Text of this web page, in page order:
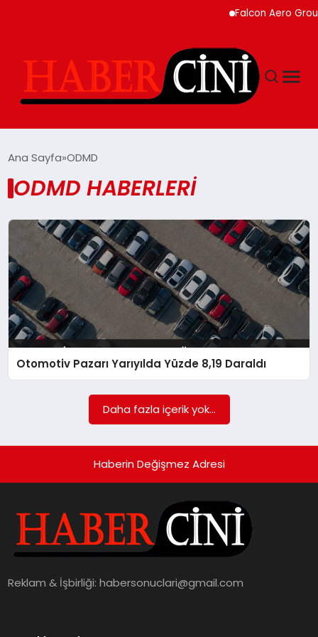
Falcon Aero
YAŞAM
GÜNCEL
TEKNOLOJI
MAGAZIN
GENEL
YEREL HABERLER
Ana Sayfa ODMD
ODMD HABERLERI
Otomotiv Pazarı Yarıyılda Yüzde 8,19 Daraldı
Daha fazla içerik yok...
Haberin Değişmez Adresi
Reklam & İşbirliği:habersonuclari@gmail.com